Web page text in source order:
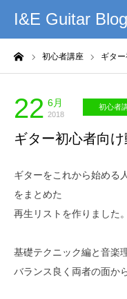
I&E Guitar Blog
初心者講座 ギタ
22 6月
2018
初心者
ギター初心者向
ギターをこれから始める
をまとめた
再生リストを作りました。
基礎テクニック編と音楽
バランス良く両者の面か
HOME
プロフィール
このブログの理念
無料教材DL
YouTube
記事まとめ